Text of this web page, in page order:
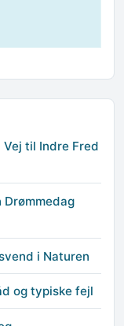
Vej til Indre Fred
i Naturen
og typiske fejl